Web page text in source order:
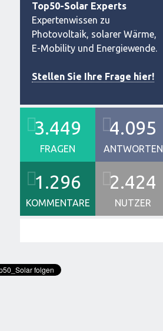
Top50-Solar Experts
Expertenwissen zu
Photovoltaik, solarer Wärme,
E-Mobility und Energiewende.
Stellen Sie Ihre Frage hier!
3.449
FRAGEN
4.095
ANTWORTEN
1.296
KOMMENTARE
2.424
NUTZER